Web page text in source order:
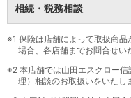
クレジットカード
デビットカード
インターネットバンキング
アプリ
イオン銀行アプリTOP
通帳アプリ
相続・税務相談
※1 保険は店舗によって取扱商
場合、各店舗までお問合せい
※2 本店舗では山田エスクロー
理）相談のお取扱いをいたし